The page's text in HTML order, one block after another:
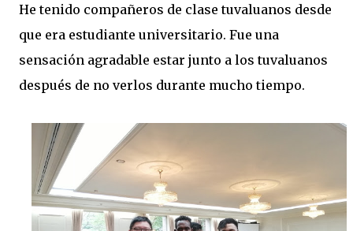
He tenido compañeros de clase tuvaluanos desde
que era estudiante universitario. Fue una
sensación agradable estar junto a los tuvaluanos
después de no verlos durante mucho tiempo.